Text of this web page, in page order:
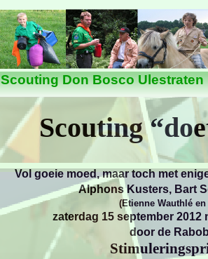
Nieuws
Scouting Don Bosco Ulestraten
Vol goeie moed, maar toch met
Alphons Kusters, Bart
(Etienne Wauthlé
zaterdag 15 september
door de
Scouting